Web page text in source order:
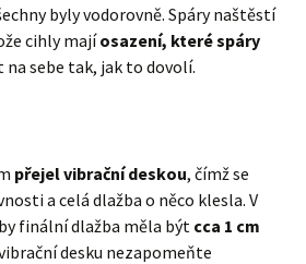
byly vodorovně. Spáry naštěstí
cihly majíosazení, které spáry
na sebe tak, jak to dovolí.
přejel vibrační deskou, čímž se
a celá dlažba o něco klesla. V
finální dlažba měla být cca 1 cm
desku nezapomeňte